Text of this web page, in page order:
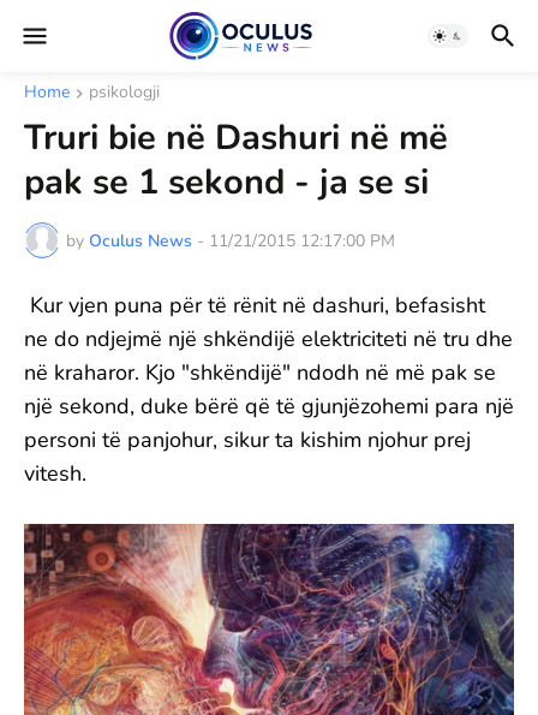
Home psikologji
Truri bie në Dashuri në më
pak se 1 sekond - ja se si
by Oculus News - 11/21/2015 12:17:00 PM
Kur vjen puna për të rënit në dashuri, befasisht
ne do ndjejmë një shkëndijë elektriciteti në tru dhe
në kraharor. Kjo "shkëndijë" ndodh në më pak se
një sekond, duke bërë që të gjunjëzohemi para një
personi të panjohur, sikur ta kishim njohur prej
vitesh.